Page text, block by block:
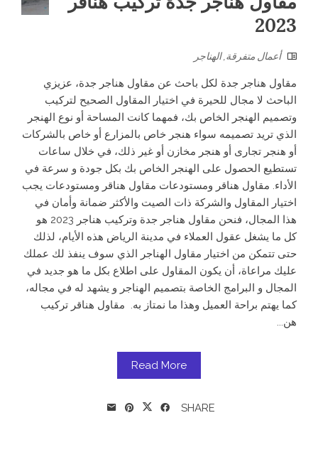
2023
أعمال متفرقة,الهناجر
مقاول هناجر جدة لكل باحث عن مقاول هناجر جدة، عزيزي
الباحث لا مجال للحيرة في اختيار المقاول الصحيح لتركيب
وتصميم الهنجر الخاص بك، فمهما كانت المساحة أو نوع الهنجر
الذي تريد تصميمه سواء هنجر خاص بالمزارع أو خاص بالشركات
أو هنجر تجارى أو هنجر مخازن أو غير ذلك، في خلال ساعات
تستطيع الحصول على الهنجر الخاص بك بكل جودة و سرعة في
الأداء. مقاول هناقر ومستودعات مقاول هناقر ومستودعات يجب
اختيار المقاول والشركة ذات الصيت والأكثر ضمانة وأمان في
هذا المجال، فنحن مقاول هناجر جدة وتركيب هناجر 2023 هو
كل ما يشغل عقول العملاء في مدينة الرياض هذه الأيام، لذلك
حتى تتمكن من اختيار مقاول الهناجر الذي سوف ينفذ لك عملك
عليك مراعاة، أن يكون المقاول على اطلاع بكل ما هو جديد في
المجال و البرامج الخاصة بتصميم الهناجر و يشهد له في مجاله،
كما يهتم براحة العميل وهذا ما نمتاز به. مقاول هناقر تركيب
هن...
Read More
SHARE